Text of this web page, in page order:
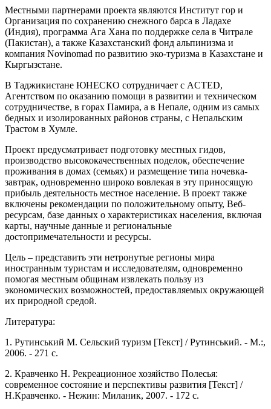
Местными партнерами проекта являются Институт гор и
Организация по сохранению снежного барса в Ладахе
(Индия), программа Ага Хана по поддержке села в Читрале
(Пакистан), а также Казахстанский фонд альпинизма и
компания Novinomad по развитию эко-туризма в Казахстане и
Кыргызстане.
В Таджикистане ЮНЕСКО сотрудничает с ACTED,
Агентством по оказанию помощи в развитии и техническом
сотрудничестве, в горах Памира, а в Непале, одним из самых
бедных и изолированных районов страны, с Непальским
Трастом в Хумле.
Проект предусматривает подготовку местных гидов,
производство высококачественных поделок, обеспечение
проживания в домах (семьях) и размещение типа ночевка-
завтрак, одновременно широко вовлекая в эту приносящую
прибыль деятельность местное население. В проект также
включены рекомендации по положительному опыту, Веб-
ресурсам, базе данных о характеристиках населения, включая
карты, научные данные и региональные
достопримечательности и ресурсы.
Цель – представить эти нетронутые регионы мира
иностранным туристам и исследователям, одновременно
помогая местным общинам извлекать пользу из
экономических возможностей, предоставляемых окружающей
их природной средой.
Литература:
1. Рутинський М. Сельский туризм [Текст] / Рутинський. - М.:,
2006. - 271 с.
2. Кравченко Н. Рекреационное хозяйство Полесья:
современное состояние и перспективы развития [Текст] /
Н.Кравченко. - Нежин: Миланик, 2007. - 172 с.